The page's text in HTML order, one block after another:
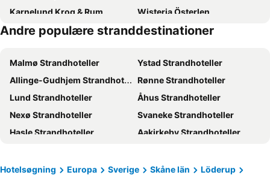
Karnelund Krog & Rum
Wisteria Österlen
Karlaby Kro
Kafferosteriet på Österlen
Andre populære stranddestinationer
Malmø Strandhoteller
Ystad Strandhoteller
Allinge-Gudhjem Strandhoteller
Rønne Strandhoteller
Lund Strandhoteller
Åhus Strandhoteller
Nexø Strandhoteller
Svaneke Strandhoteller
Hasle Strandhoteller
Aakirkeby Strandhoteller
Trelleborg Strandhoteller
Kristianstad Strandhoteller
Hotelsøgning Europa Sverige Skåne län
Löderup